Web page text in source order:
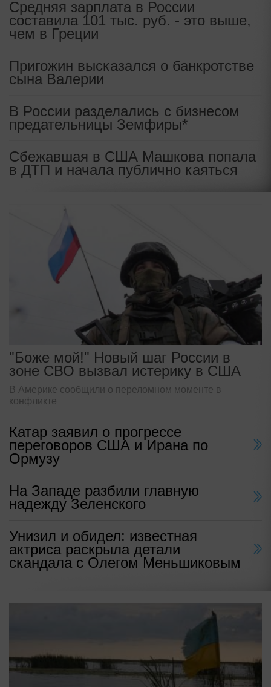
Средняя зарплата в России
составила 101 тыс. руб. - это выше,
чем в Греции
Пригожин высказался о банкротстве
сына Валерии
В России разделались с бизнесом
предательницы Земфиры*
Сбежавшая в США Машкова попала
в ДТП и начала публично каяться
"Боже мой!" Новый шаг России в
зоне СВО вызвал истерику в США
В Америке сообщили о переломном моменте в
конфликте
Катар заявил о прогрессе
переговоров США и Ирана по
Ормузу
На Западе разбили главную
надежду Зеленского
Унизил и обидел: известная
актриса раскрыла детали
скандала с Олегом Меньшиковым